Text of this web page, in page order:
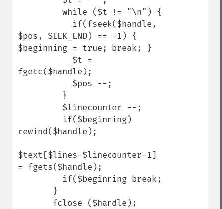
$pos, SEEK_END) == -1) {
$beginning = true; break; }
fgetc($handle);
rewind($handle);
$text[$lines-$linecounter-1]
= fgets($handle);